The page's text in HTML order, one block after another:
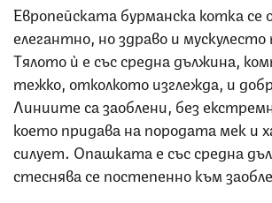
Европейската бурманска котка се
елегантно, но здраво и
Тялото ѝ е със средна дължина,
тежко, отколкото изглежда, и
Линиите са заоблени, без
което придава на породата мек и
силует. Опашката е със средна
стеснява се постепенно към